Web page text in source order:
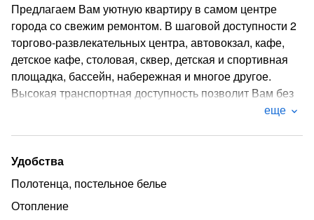
Предлагаем Вам уютную квартиру в самом центре
города со свежим ремонтом. В шаговой доступности 2
торгово-развлекательных центра, автовокзал, кафе,
детское кафе, столовая, сквер, детская и спортивная
площадка, бассейн, набережная и многое другое.
Высокая транспортная доступность позволит Вам без
проблем добраться в любую точку города. Квартира
постельные принадлежности.
еще
Удобства
Полотенца, постельное белье
Отопление